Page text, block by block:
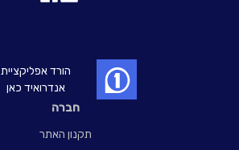
חברה
תקנון האתר
הורד אפליקציית
אנדרואיד כאן